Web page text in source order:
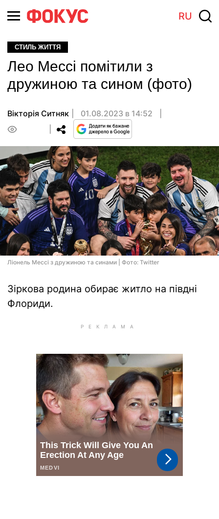
RU
СТИЛЬ ЖИТТЯ
Лео Мессі помітили з
дружиною та сином (фото)
Вікторія Ситняк
01.08.2023 в 14:52
Ліонель Мессі з дружиною та синами | Фото: Twitter
Зіркова родина обирає житло на півдні
Флориди.